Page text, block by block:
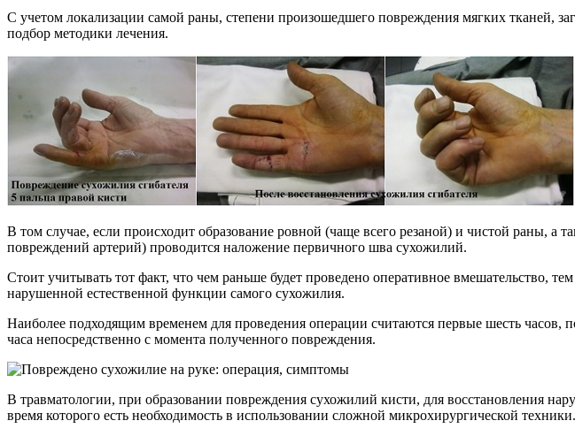
С учетом локализации самой раны, степени произошедшего повреждения мягких тканей,
подбор методики лечения.
В том случае, если происходит образование ровной (чаще всего резаной) и чистой раны,
повреждений артерий) проводится наложение первичного шва сухожилий.
Стоит учитывать тот факт, что чем раньше будет проведено оперативное вмешательство,
нарушенной естественной функции самого сухожилия.
Наиболее подходящим временем для проведения операции считаются первые шесть часов,
часа непосредственно с момента полученного повреждения.
В травматологии, при образовании повреждения сухожилий кисти, для восстановления
время которого есть необходимость в использовании сложной микрохирургической техники.